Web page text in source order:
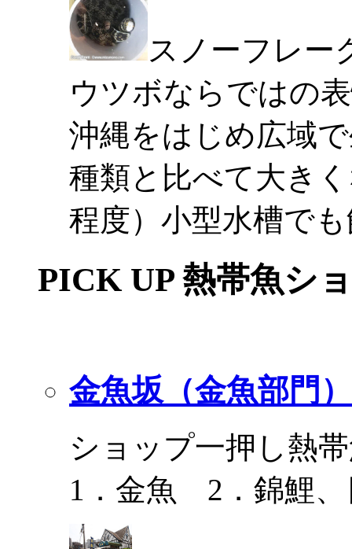
スノーフレー
ウツボならではの
沖縄をはじめ広域
種類と比べて大き
程度）小型水槽で
PICK UP 熱帯魚シ
金魚坂（金魚部門）
ショップ一押し熱
1．金魚 2．錦鯉、